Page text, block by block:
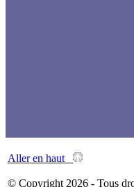
Aller en haut
© Copyright 2026 - Tous